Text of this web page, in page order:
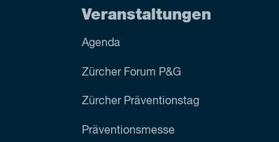
Veranstaltungen
Agenda
Zürcher Forum P&G
Zürcher Präventionstag
Präventionsmesse